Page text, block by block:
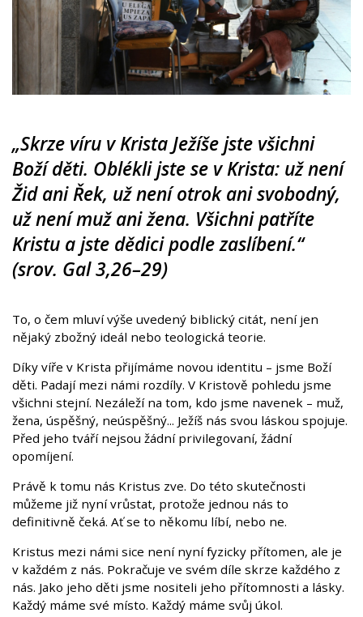
„Skrze víru v Krista Ježíše jste všichni
Boží děti. Oblékli jste se v Krista: už není
Žid ani Řek, už není otrok ani svobodný,
už není muž ani žena. Všichni patříte
Kristu a jste dědici podle zaslíbení.“
(srov. Gal 3,26–29)
To, o čem mluví výše uvedený biblický citát, není jen
nějaký zbožný ideál nebo teologická teorie.
Díky víře v Krista přijímáme novou identitu – jsme Boží
děti. Padají mezi námi rozdíly. V Kristově pohledu jsme
všichni stejní. Nezáleží na tom, kdo jsme navenek – muž,
žena, úspěšný, neúspěšný... Ježíš nás svou láskou spojuje.
Před jeho tváří nejsou žádní privilegovaní, žádní
opomíjení.
Právě k tomu nás Kristus zve. Do této skutečnosti
můžeme již nyní vrůstat, protože jednou nás to
definitivně čeká. Ať se to někomu líbí, nebo ne.
Kristus mezi námi sice není nyní fyzicky přítomen, ale je
v každém z nás. Pokračuje ve svém díle skrze každého z
nás. Jako jeho děti jsme nositeli jeho přítomnosti a lásky.
Každý máme své místo. Každý máme svůj úkol.